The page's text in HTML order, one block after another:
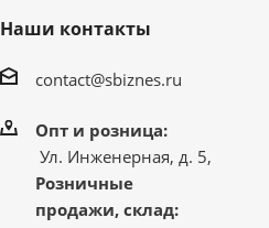
Наши контакты
contact@sbiznes.ru
Опт и розница:
Ул. Инженерная, д. 5,
Розничные
продажи, склад: